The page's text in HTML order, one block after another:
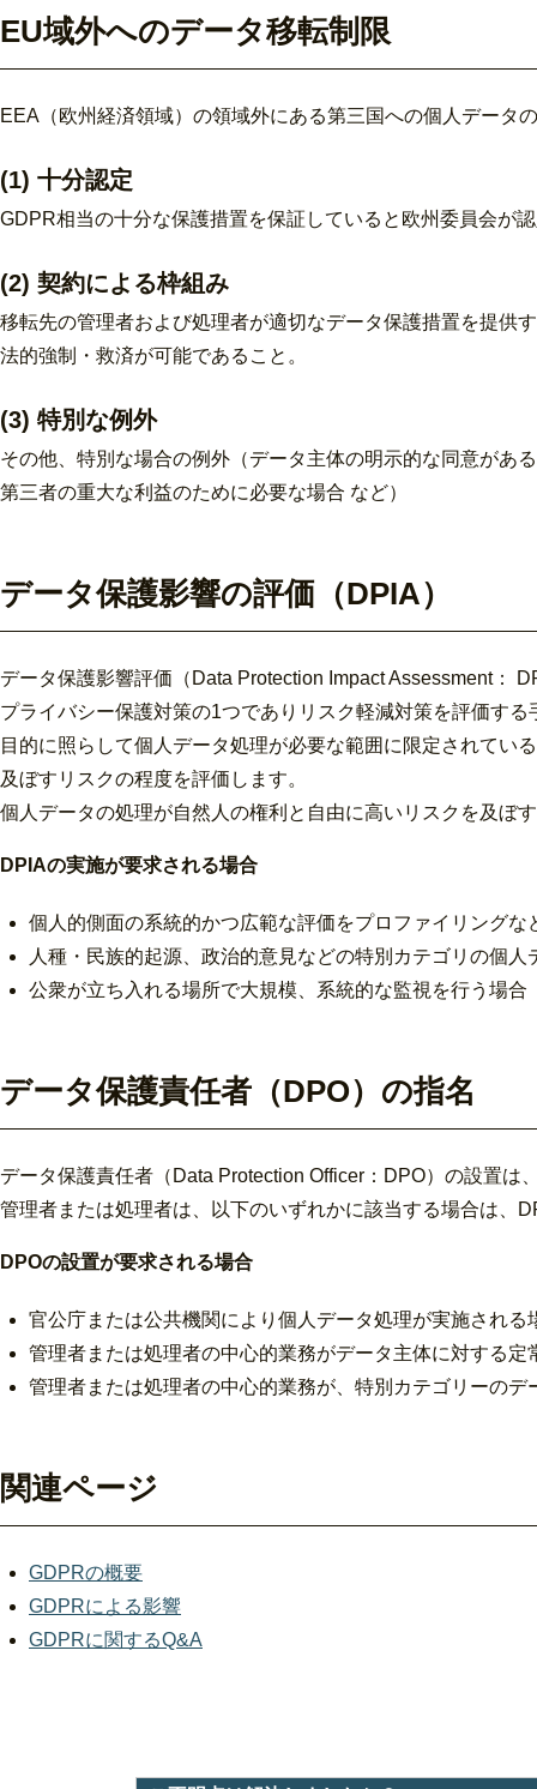
EU域外へのデータ移転制限
EEA（欧州経済領域）の領域外にある第三国への個人データ
(1) 十分認定
GDPR相当の十分な保護措置を保証していると欧州委員会が
(2) 契約による枠組み
移転先の管理者および処理者が適切なデータ保護措置を提供
法的強制・救済が可能であること。
(3) 特別な例外
その他、特別な場合の例外（データ主体の明示的な同意があ
第三者の重大な利益のために必要な場合 など）
データ保護影響の評価（DPIA）
データ保護影響評価（Data Protection Impact Assessment：
プライバシー保護対策の1つでありリスク軽減対策を評価す
目的に照らして個人データ処理が必要な範囲に限定されてい
及ぼすリスクの程度を評価します。
個人データの処理が自然人の権利と自由に高いリスクを及ぼ
DPIAの実施が要求される場合
個人的側面の系統的かつ広範な評価をプロファイリング
人種・民族的起源、政治的意見などの特別カテゴリの個
公衆が立ち入れる場所で大規模、系統的な監視を行う場合
データ保護責任者（DPO）の指名
データ保護責任者（Data Protection Officer：DPO）の設置
管理者または処理者は、以下のいずれかに該当する場合は、
DPOの設置が要求される場合
官公庁または公共機関により個人データ処理が実施される
管理者または処理者の中心的業務がデータ主体に対する
管理者または処理者の中心的業務が、特別カテゴリーの
関連ページ
GDPRの概要
GDPRによる影響
GDPRに関するQ&A